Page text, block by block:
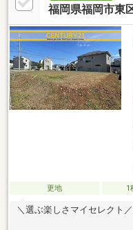
福岡県福岡市東
更地 1
＼選ぶ楽しさマイセレクト